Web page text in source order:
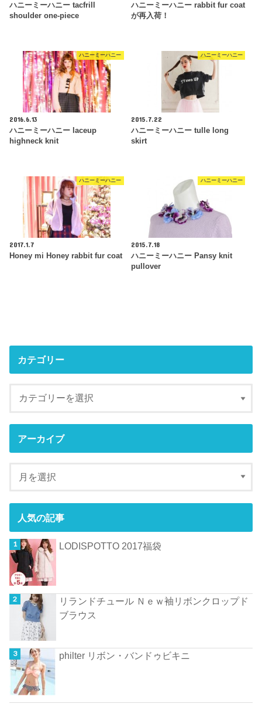
ハニーミーハニー tacfrill
shoulder one-piece
ハニーミーハニー rabbit fur coat
が再入荷！
ハニーミーハニー
2016.6.13
ハニーミーハニー laceup
highneck knit
ハニーミーハニー
2015.7.22
ハニーミーハニー tulle long
skirt
ハニーミーハニー
2017.1.7
Honey mi Honey rabbit fur coat
ハニーミーハニー
2015.7.18
ハニーミーハニー Pansy knit
pullover
カテゴリー
アーカイブ
人気の記事
LODISPOTTO 2017福袋
リランドチュール Ｎｅｗ袖リボンクロップド
ブラウス
philter リボン・バンドゥビキニ